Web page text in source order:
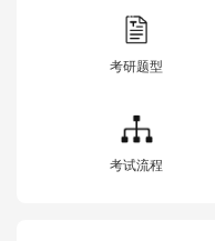
考研题型
考试流程